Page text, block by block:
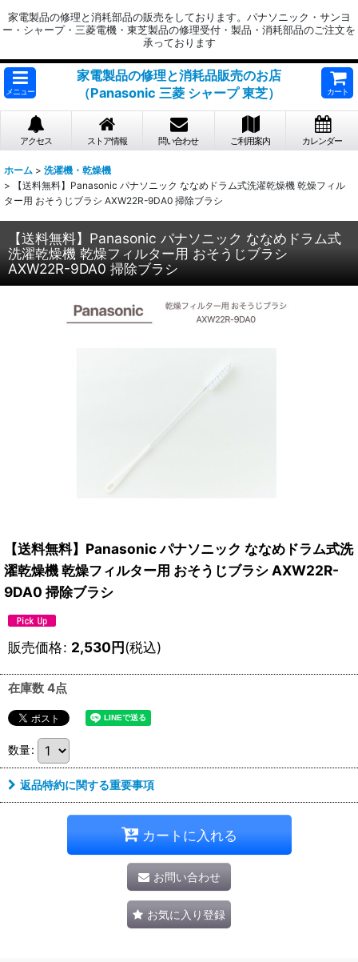
家電製品の修理と消耗部品の販売をしております。パナソニック・サンヨ
ー・シャープ・三菱電機・東芝製品の修理受付・製品・消耗部品のご注文を
承っております
メニュー
家電製品の修理と消耗品販売のお店
（Panasonic 三菱 シャープ 東芝）
カート
アクセス ストア情報 問い合わせ ご利用案内 カレンダー
ホーム > 洗濯機・乾燥機
>
【送料無料】Panasonic パナソニック ななめドラム式洗濯乾燥機 乾燥フィル
ター用 おそうじブラシ AXW22R-9DA0 掃除ブラシ
【送料無料】Panasonic パナソニック ななめドラム式
洗濯乾燥機 乾燥フィルター用 おそうじブラシ
AXW22R-9DA0 掃除ブラシ
【送料無料】Panasonic パナソニック ななめドラム式洗
濯乾燥機 乾燥フィルター用 おそうじブラシ AXW22R-
9DA0 掃除ブラシ
販売価格: 2,530円(税込)
在庫数 4点
数量:
返品特約に関する重要事項
カートに入れる
お問い合わせ
お気に入り登録